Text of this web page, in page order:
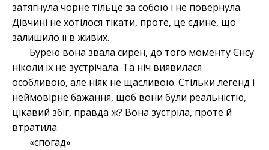
затягнула чорне тільце за собою і не повернула.
Дівчині не хотілося тікати, проте, це єдине, що
залишило її в живих.
Бурею вона звала сирен, до того моменту Єнсу
ніколи їх не зустрічала. Та ніч виявилася
особливою, але ніяк не щасливою. Стільки легенд і
неймовірне бажання, щоб вони були реальністю,
цікавий збіг, правда ж? Вона зустріла, проте й
втратила.
«спогад»